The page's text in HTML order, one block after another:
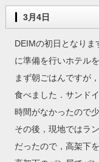
3月4日
DEIMの初日となりま
に準備を行いホテル
まず朝ごはんですが
食べました．サンド
時間がなかったので
その後，現地ではラ
だったので，高架下